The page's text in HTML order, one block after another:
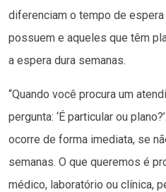
diferenciam o tempo de
possuem e aqueles que têm
a espera dura semanas.
“Quando você procura um
pergunta: ‘É particular ou
ocorre de forma imediata, se
semanas. O que queremos é
médico, laboratório ou clínica,